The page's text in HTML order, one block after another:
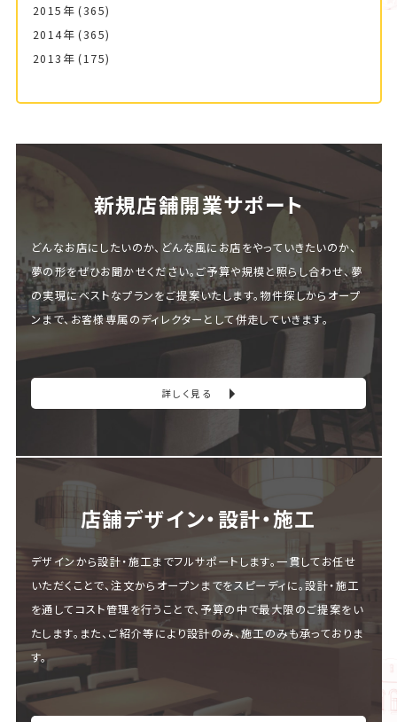
2015年 (365)
2014年 (365)
2013年 (175)
新規店舗開業サポート
どんなお店にしたいのか、どんな風にお店をやっていきたいのか、
夢の形をぜひお聞かせください。ご予算や規模と照らし合わせ、夢
の実現にベストなプランをご提案いたします。物件探しからオープ
ンまで、お客様専属のディレクターとして併走していきます。
詳しく見る
店舗デザイン・設計・施⼯
デザインから設計・施工までフルサポートします。一貫してお任せ
いただくことで、注文からオープンまでをスピーディに。設計・施工
を通してコスト管理を行うことで、予算の中で最大限のご提案をい
たします。また、ご紹介等により設計のみ、施工のみも承っておりま
す。